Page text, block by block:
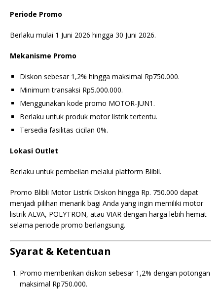
Periode Promo
Berlaku mulai 1 Juni 2026 hingga 30 Juni 2026.
Mekanisme Promo
Diskon sebesar 1,2% hingga maksimal Rp750.000.
Minimum transaksi Rp5.000.000.
Menggunakan kode promo MOTOR-JUN1.
Berlaku untuk produk motor listrik tertentu.
Tersedia fasilitas cicilan 0%.
Lokasi Outlet
Berlaku untuk pembelian melalui platform Blibli.
Promo Blibli Motor Listrik Diskon hingga Rp. 750.000 dapat
menjadi pilihan menarik bagi Anda yang ingin memiliki motor
listrik ALVA, POLYTRON, atau VIAR dengan harga lebih hemat
selama periode promo berlangsung.
Syarat & Ketentuan
Promo memberikan diskon sebesar 1,2% dengan potongan
maksimal Rp750.000.